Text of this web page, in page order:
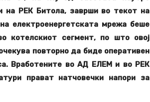
на РЕК Битола, заврши во текот на
електроенергетската мрежа беше
котелскиот сегмент, по што овој
повторно да биде оперативен
Вработените во АД ЕЛЕМ и во РЕК
прават натчовечки напори за